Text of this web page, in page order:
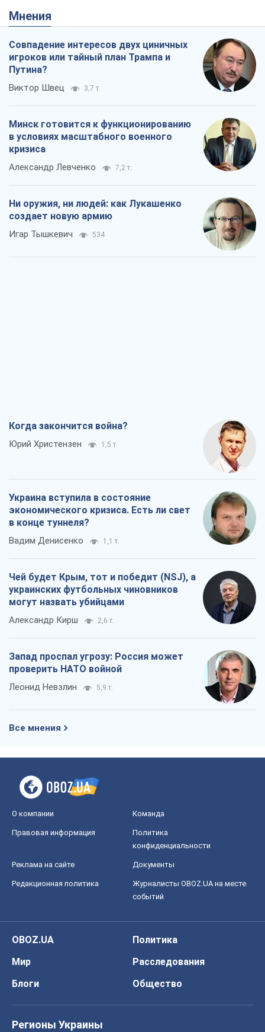
Мнения
Совпадение интересов двух циничных
игроков или тайный план Трампа и
Путина?
Виктор Швец 3,7 т.
Минск готовится к функционированию
в условиях масштабного военного
кризиса
Александр Левченко 7,2 т.
Ни оружия, ни людей: как Лукашенко
создает новую армию
Игар Тышкевич 534
Когда закончится война?
Юрий Христензен 1,5 т.
Украина вступила в состояние
экономического кризиса. Есть ли свет
в конце туннеля?
Вадим Денисенко 1,1 т.
Чей будет Крым, тот и победит (NSJ), а
украинских футбольных чиновников
могут назвать убийцами
Александр Кирш 2,6 т.
Запад проспал угрозу: Россия может
проверить НАТО войной
Леонид Невзлин 5,9 т.
Все мнения
О компании Команда
Правовая информация
Политика
конфиденциальности
Реклама на сайте Документы
Редакционная политика
Журналисты OBOZ.UA на месте
событий
OBOZ.UA
Политика
Мир
Расследования
Блоги
Общество
Регионы Украины